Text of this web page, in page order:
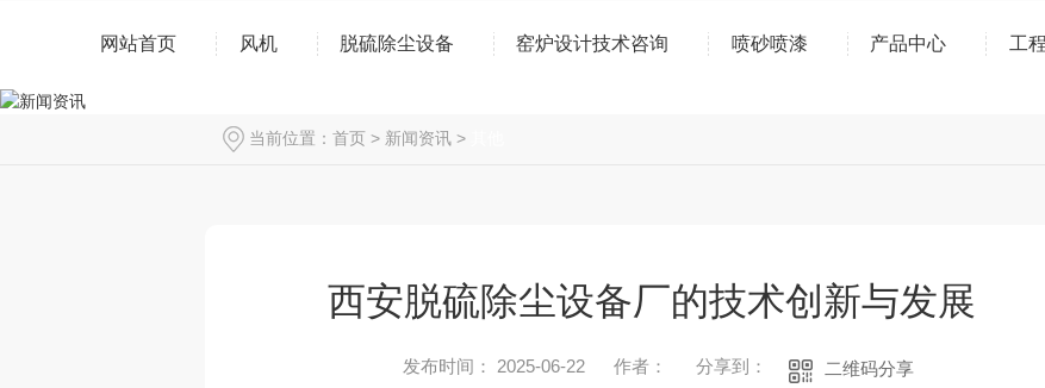
网站首页 风机 脱硫除尘设备 窑炉设计技术咨询 喷砂喷漆 产品中心 工
当前位置： 首页 > 新闻资讯 >
西安脱硫除尘设备厂的技术创新与发展
发布时间： 2025-06-22 作者： 分享到： 二维码分享